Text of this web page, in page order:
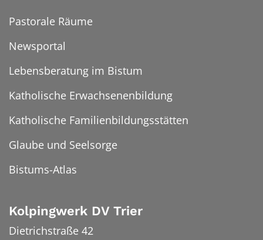
Pastorale Räume
Newsportal
Lebensberatung im Bistum
Katholische Erwachsenenbildung
Katholische Familienbildungsstätten
Glaube und Seelsorge
Bistums-Atlas
Kolpingwerk DV Trier
Dietrichstraße 42